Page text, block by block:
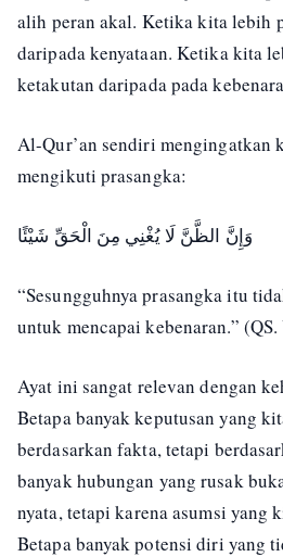
alih peran akal. Ketika kita lebih
daripada kenyataan. Ketika kita
ketakutan daripada pada
Al-Qur’an sendiri mengingatkan
mengikuti prasangka:
وَإِنَّ الظَّنَّ لَا يُغْنِي مِنَ الْحَقِّ شَيْئًا
“Sesungguhnya prasangka itu
untuk mencapai kebenaran.”
Ayat ini sangat relevan dengan
Betapa banyak keputusan yang
berdasarkan fakta, tetapi
banyak hubungan yang rusak
nyata, tetapi karena asumsi yang
Betapa banyak potensi diri yang